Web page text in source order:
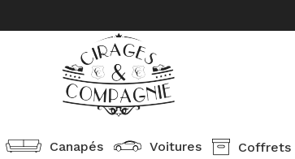
Canapés Voitures Coffrets